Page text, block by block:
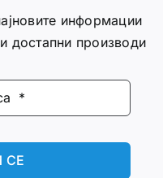
информации
достапни производи
СЕ